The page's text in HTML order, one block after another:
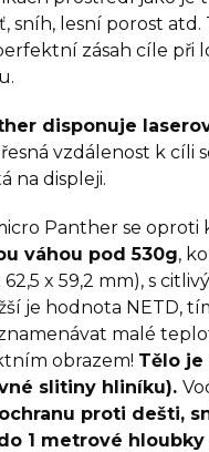
sníh, lesní porost atd.
zásah cíle při
disponuje
vzdálenost k cíli
na displeji.
Panther se oproti
váhou pod 530g,
62,5 x 59,2 mm), s
je hodnota NETD,
malé
obrazem! Tělo
slitiny hliníku).
ochranu proti dešti,
1 metrové hloubky